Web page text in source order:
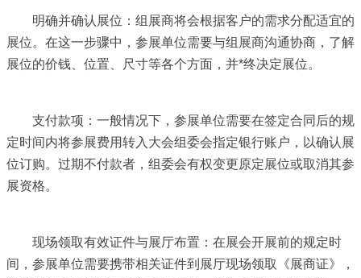
明确并确认展位：组展商将会根据客户的需求分配适宜的
展位。在这一步骤中，参展单位需要与组展商沟通协商，了解
展位的价钱、位置、尺寸等各个方面，并*终决定展位。
支付款项：一般情况下，参展单位需要在签定合同后的规
定时间内将参展费用转入大会组委会指定银行账户，以确认展
位订购。过期不付款者，组委会有权变更原定展位或取消其参
展资格。
现场领取有效证件与展厅布置：在展会开展前的规定时
间，参展单位需要携带相关证件到展厅现场领取《展商证》，